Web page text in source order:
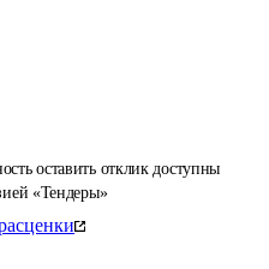
оставить отклик доступны
«Тендеры»